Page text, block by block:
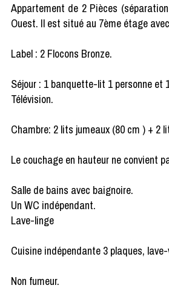
Appartement de 2 Pièces
Ouest. Il est situé au 7ème étage
Label : 2 Flocons Bronze.
Séjour : 1 banquette-lit 1 personne et
Télévision.
Chambre: 2 lits jumeaux (80 cm ) + 2
Le couchage en hauteur ne convient
Salle de bains avec baignoire.
Un WC indépendant.
Lave-linge
Cuisine indépendante 3 plaques,
Non fumeur.